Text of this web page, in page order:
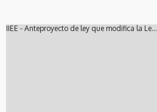
IIEE - Anteproyecto de ley que modifica la Le...